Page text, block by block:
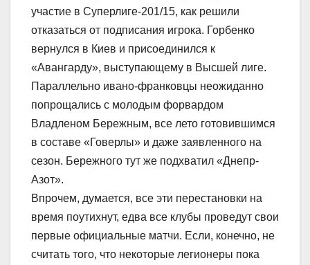
участие в Суперлиге-201/15, как решили
отказаться от подписания игрока. Горбенко
вернулся в Киев и присоединился к
«Авангарду», выступающему в Высшей лиге.
Параллельно ивано-франковцы неожиданно
попрощались с молодым форвардом
Владленом Бережным, все лето готовившимся
в составе «Говерлы» и даже заявленного на
сезон. Бережного тут же подхватил «Днепр-
Азот».
Впрочем, думается, все эти перестановки на
время поутихнут, едва все клубы проведут свои
первые официальные матчи. Если, конечно, не
считать того, что некоторые легионеры пока